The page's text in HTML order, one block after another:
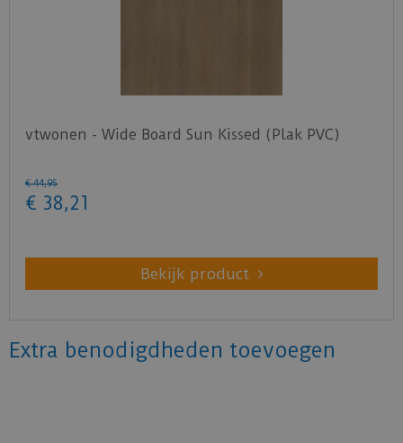
vtwonen - Wide Board Sun Kissed (Plak PVC)
€ 44,95
€ 38,21
Bekijk product
Extra benodigdheden toevoegen